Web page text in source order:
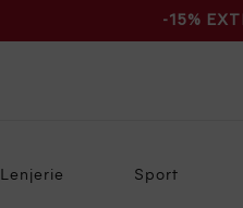
-15%
Lenjerie Sport